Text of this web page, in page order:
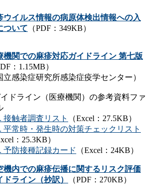
ウイルス情報の病原体検出情報への入
ついて （PDF：349KB）
機関での麻疹対応ガイドライン 第七版
：1.15MB）
立感染症研究所感染症疫学センター）
ドライン（医療機関）の参考資料ファ
接触者調査リスト
（Excel：27.5KB）
平常時・発生時の対策チェックリスト
：25.3KB）
予防接種記録カード
（Excel：24KB）
機内での麻疹伝播に関するリスク評価
ドライン（抄訳）
（PDF：270KB）